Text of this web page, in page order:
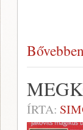
Bővebben
ÍRTA: